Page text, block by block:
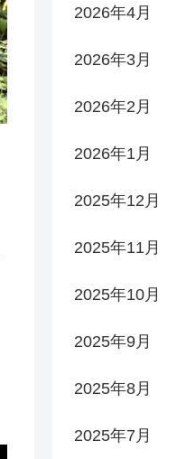
2026年4月
2026年3月
2026年2月
2026年1月
2025年12月
2025年11月
2025年10月
2025年9月
2025年8月
2025年7月